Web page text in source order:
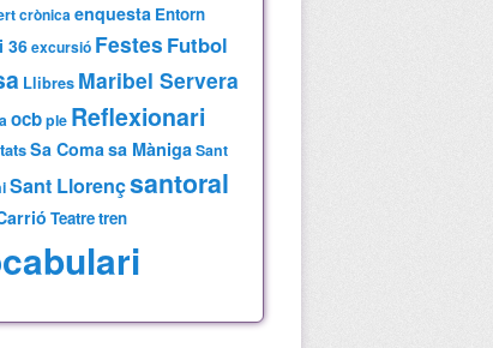
crònicaenquesta Entorn
36excursió Festes Futbol
Llibres Maribel Servera
ocbple Reflexionari
Sa Comasa MànigaSant
Sant Llorençsantoral
Teatretren